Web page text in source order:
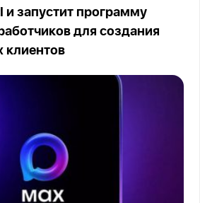
и запустит программу
для создания
клиентов